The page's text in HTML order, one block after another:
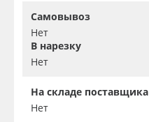
Самовывоз
Нет
В нарезку
Нет
На складе поставщика
Нет